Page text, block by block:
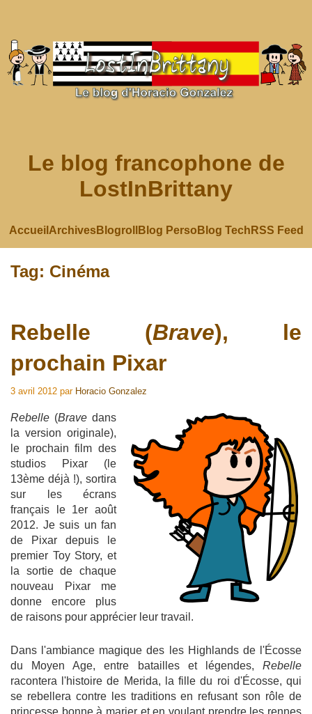
Le blog francophone de
LostInBrittany
Accueil ArchivesBlogroll Blog Perso Blog Tech RSS Feed
Tag: Cinéma
Rebelle (Brave), le
prochain Pixar
3 avril 2012 par Horacio Gonzalez
Rebelle (Brave dans
la version originale),
le prochain film des
studios Pixar (le
13ème déjà !), sortira
sur les écrans
français le 1er août
2012. Je suis un fan
de Pixar depuis le
premier Toy Story, et
la sortie de chaque
nouveau Pixar me
donne encore plus
de raisons pour apprécier leur travail.
Dans l'ambiance magique des les Highlands de l'Écosse
du Moyen Age, entre batailles et légendes, Rebelle
racontera l'histoire de Merida, la fille du roi d'Écosse, qui
se rebellera contre les traditions en refusant son rôle de
princesse bonne à marier et en voulant prendre les rennes